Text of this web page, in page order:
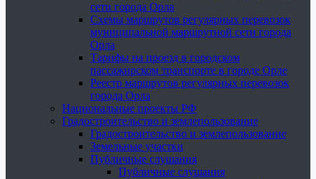
сети города Орла
Схемы маршрутов регулярных перевозок
муниципальной маршрутной сети города
Орла
Тарифы на проезд в городском
пассажирском транспорте в городе Орле
Реестр маршрутов регулярных перевозок
города Орла
Национальные проекты РФ
Градостроительство и землепользование
Градостроительство и землепользование
Земельные участки
Публичные слушания
Публичные слушания